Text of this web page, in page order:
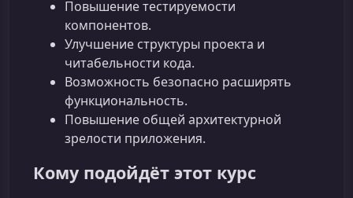
Повышение тестируемости
компонентов.
Улучшение структуры проекта и
читабельности кода.
Возможность безопасно расширять
функциональность.
Повышение общей архитектурной
зрелости приложения.
Кому подойдёт этот курс